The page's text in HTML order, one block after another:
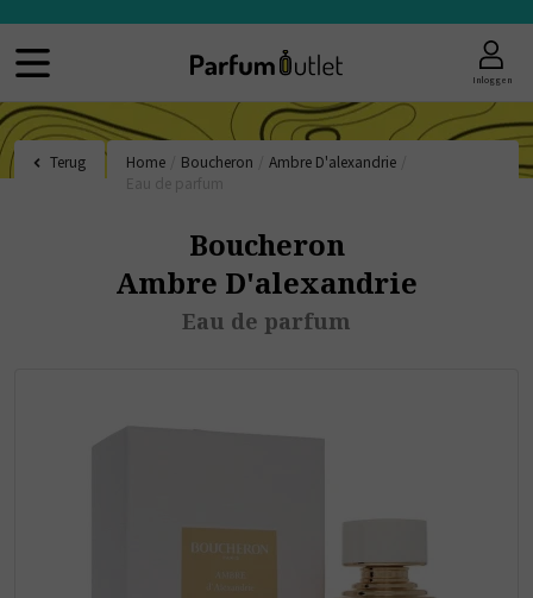
Inloggen
Terug Home Boucheron Ambre D'alexandrie
Boucheron
Ambre D'alexandrie
Eau de parfum